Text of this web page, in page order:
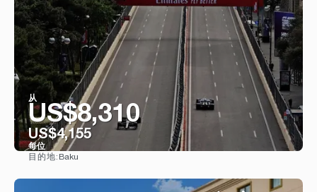
从
US$8,310
US$4,155
每位
目的地: Baku